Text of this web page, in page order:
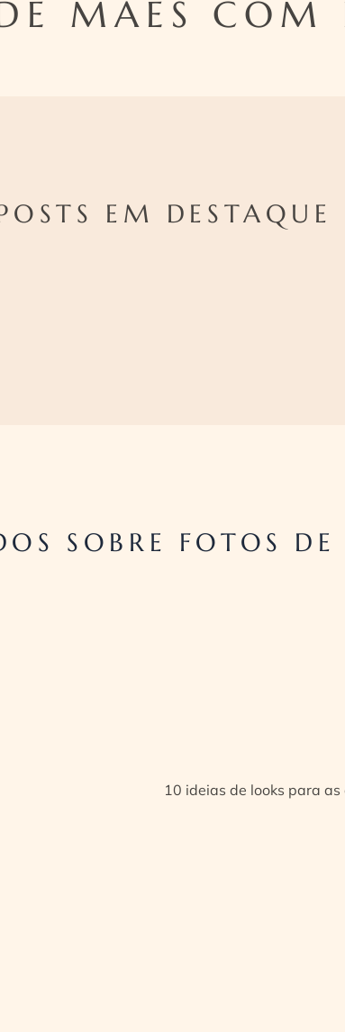
MÃES COM
EM DESTAQUE
SOBRE FOTOS
10 ideias de looks para